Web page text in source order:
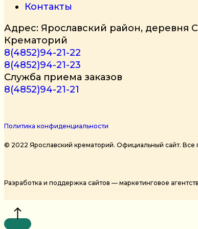
Контакты
Адрес: Ярославский район, деревня
Крематорий
8(4852)94-21-22
8(4852)94-21-23
Служба приема заказов
8(4852)94-21-21
Политика конфиденциальности
© 2022 Ярославский крематорий. Официальный сайт. Все
Разработка и поддержка сайтов — маркетинговое